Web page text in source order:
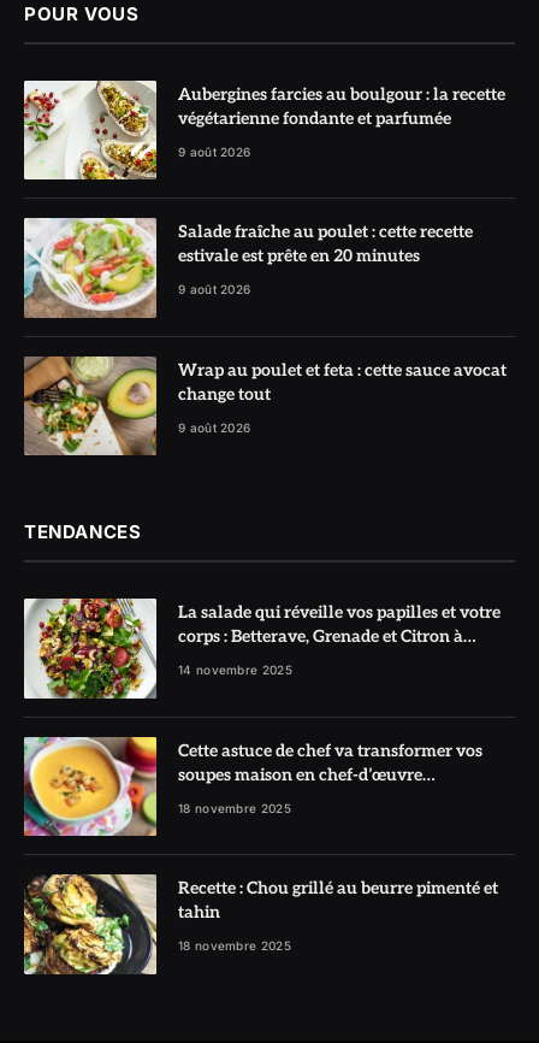
POUR VOUS
Aubergines farcies au boulgour : la recette
végétarienne fondante et parfumée
9 août 2026
Salade fraîche au poulet : cette recette
estivale est prête en 20 minutes
9 août 2026
Wrap au poulet et feta : cette sauce avocat
change tout
9 août 2026
TENDANCES
La salade qui réveille vos papilles et votre
corps : Betterave, Grenade et Citron à
l’honneur
14 novembre 2025
Cette astuce de chef va transformer vos
soupes maison en chef-d’œuvre
réconfortant
18 novembre 2025
Recette : Chou grillé au beurre pimenté et
tahin
18 novembre 2025